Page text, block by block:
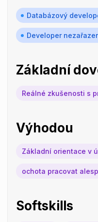
Databázový
Developer
Základní
Reálné zkušenosti s
Výhodou
Základní orientace v
ochota pracovat
Softskills